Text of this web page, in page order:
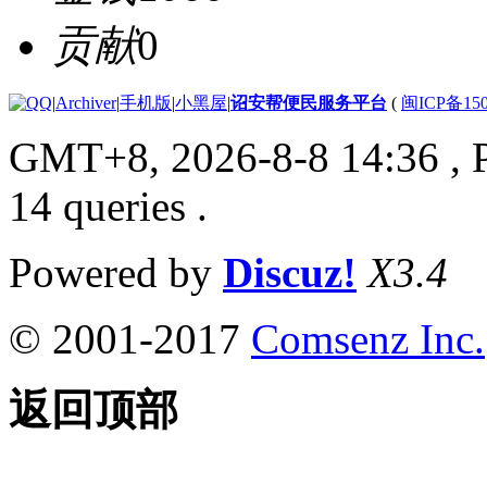
贡献0
|Archiver|手机版|小黑屋|诏安帮便民服务平台 ( 闽ICP备
GMT+8, 2026-8-8 14:36 ,
14 queries .
Powered by Discuz! X3.4
© 2001-2017 Comsenz Inc.
返回顶部